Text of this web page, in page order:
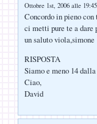
Ottobre 1st, 2006 alle 19:45
Concordo in pieno
ci metti pure te a
un saluto viola,simone
RISPOSTA
Siamo e meno 14
Ciao,
David